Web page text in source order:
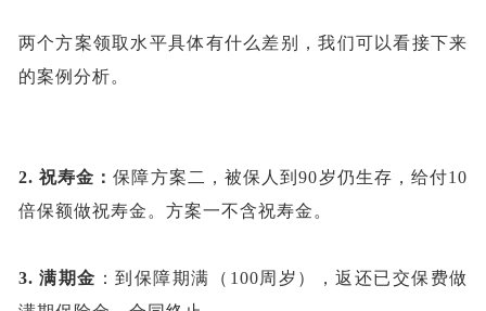
两个方案领取水平具体有什么差别，我们可以看接下来
的案例分析。
2. 祝寿金：保障方案二，被保人到90岁仍生存，给付10
倍保额做祝寿金。方案一不含祝寿金。
3.满期金 ：到保障期满（ 100周岁），返还已交保费做